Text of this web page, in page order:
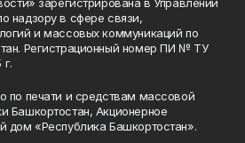
зарегистрирована в Управлении
надзору в сфере связи,
и массовых коммуникаций по
Регистрационный номер ПИ № ТУ
г.
по печати и средствам массовой
Башкортостан, Акционерное
дом «Республика Башкортостан».